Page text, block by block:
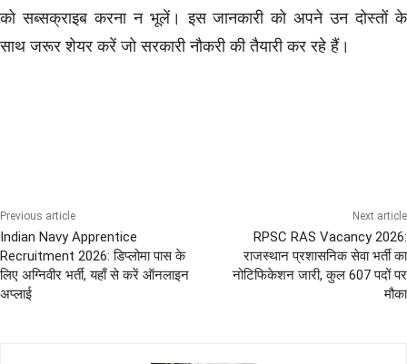
को सब्सक्राइब करना न भूलें। इस जानकारी को अपने उन दोस्तों के
साथ जरूर शेयर करें जो सरकारी नौकरी की तैयारी कर रहे हैं।
Previous article
Indian Navy Apprentice
Recruitment 2026: डिप्लोमा पास के
लिए अग्निवीर भर्ती, यहाँ से करें ऑनलाइन
अप्लाई
Next article
RPSC RAS Vacancy 2026:
राजस्थान प्रशासनिक सेवा भर्ती का
नोटिफिकेशन जारी, कुल 607 पदों पर
मौका